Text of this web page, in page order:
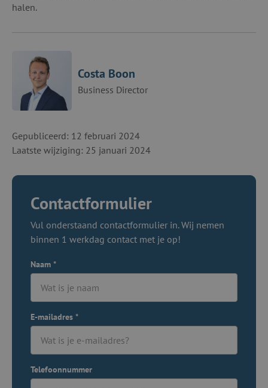
halen.
Costa Boon
Business Director
Gepubliceerd: 12 februari 2024
Laatste wijziging: 25 januari 2024
Contactformulier
Vul onderstaand contactformulier in. Wij nemen
binnen 1 werkdag contact met je op!
Naam *
E-mailadres *
Telefoonnummer